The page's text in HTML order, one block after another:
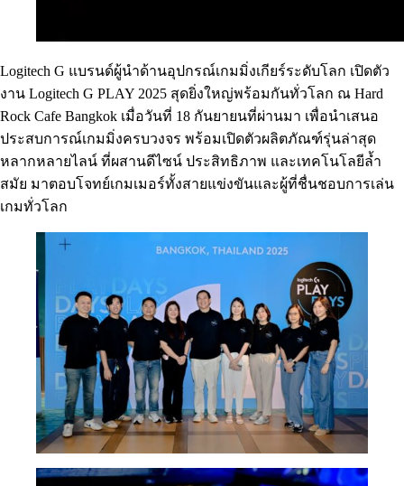
Logitech G แบรนด์ผู้นำด้านอุปกรณ์เกมมิ่งเกียร์ระดับโลก เปิดตัว
งาน Logitech G PLAY 2025 สุดยิ่งใหญ่พร้อมกันทั่วโลก ณ Hard
Rock Cafe Bangkok เมื่อวันที่ 18 กันยายนที่ผ่านมา เพื่อนำเสนอ
ประสบการณ์เกมมิ่งครบวงจร พร้อมเปิดตัวผลิตภัณฑ์รุ่นล่าสุด
หลากหลายไลน์ ที่ผสานดีไซน์ ประสิทธิภาพ และเทคโนโลยีล้ำ
สมัย มาตอบโจทย์เกมเมอร์ทั้งสายแข่งขันและผู้ที่ชื่นชอบการเล่น
เกมทั่วโลก